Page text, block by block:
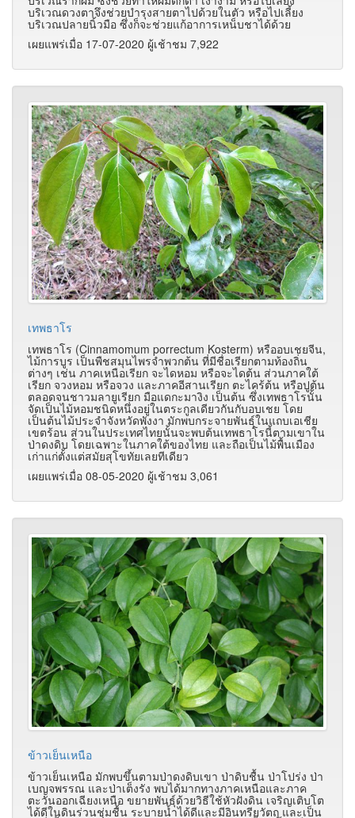
บริเวณดวงตาจึงช่วยบำรุงสายตาไปด้วยในตัว หรือไปเลี้ยง
บริเวณปลายนิ้วมือ ซึ่งก็จะช่วยแก้อาการเหน็บชาได้ด้วย
เผยแพร่เมื่อ 17-07-2020 ผู้เช้าชม 7,922
เทพธาโร
เทพธาโร (Cinnamomum porrectum Kosterm) หรืออบเชยจีน,
ไม้การบูร เป็นพืชสมุนไพรจำพวกต้น ที่มีชื่อเรียกตามท้องถิ่น
ต่างๆ เช่น ภาคเหนือเรียก จะไดหอม หรือจะไดต้น ส่วนภาคใต้
เรียก จวงหอม หรือจวง และภาคอีสานเรียก ตะไคร้ต้น หรือปูต้น
ตลอดจนชาวมลายูเรียก มือแดกะมางิง เป็นต้น ซึ่งเทพธาโรนั้น
จัดเป็นไม้หอมชนิดหนึ่งอยู่ในตระกูลเดียวกันกับอบเชย โดย
เป็นต้นไม้ประจำจังหวัดพังงา มักพบกระจายพันธุ์ในแถบเอเชีย
เขตร้อน ส่วนในประเทศไทยนั้นจะพบต้นเทพธาโรนี้ตามเขาใน
ป่าดงดิบ โดยเฉพาะในภาคใต้ของไทย และถือเป็นไม้พื้นเมือง
เก่าแก่ตั้งแต่สมัยสุโขทัยเลยทีเดียว
เผยแพร่เมื่อ 08-05-2020 ผู้เช้าชม 3,061
ข้าวเย็นเหนือ
ข้าวเย็นเหนือ มักพบขึ้นตามป่าดงดิบเขา ป่าดิบชื้น ป่าโปร่ง ป่า
เบญจพรรณ และป่าเต็งรัง พบได้มากทางภาคเหนือและภาค
ตะวันออกเฉียงเหนือ ขยายพันธุ์ด้วยวิธีใช้หัวฝังดิน เจริญเติบโต
ได้ดีในดินร่วนชุ่มชื้น ระบายน้ำได้ดีและมีอินทรียวัตถุ และเป็น